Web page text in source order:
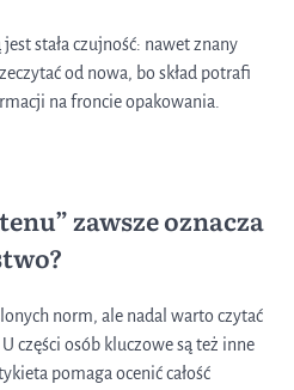
stała czujność: nawet znany
od nowa, bo skład potrafi
na froncie opakowania.
zawsze oznacza
norm, ale nadal warto czytać
części osób kluczowe są też inne
pomaga ocenić całość